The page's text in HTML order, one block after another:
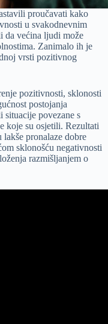
proučavati kako
u svakodnevnim
da većina ljudi može
Zanimalo ih je
vrsti pozitivnog
pozitivnosti, sklonosti
postojanja
situacije povezane s
koje su osjetili. Rezultati
pronalaze dobre
sklonošću negativnosti
razmišljanjem o